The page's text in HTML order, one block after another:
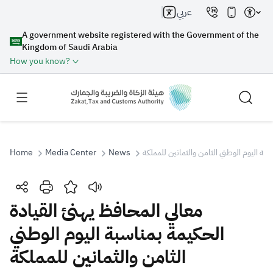
A government website registered with the Government of the
Kingdom of Saudi Arabia
How you know?
عربي
Search
Search Search AI
Home Media Center News اليوم الوطني الثامن والثمانين للمملكة
معالي المحافظ يهنئ القيادة
الحكيمة بمناسبة اليوم الوطني
الثامن والثمانين للمملكة